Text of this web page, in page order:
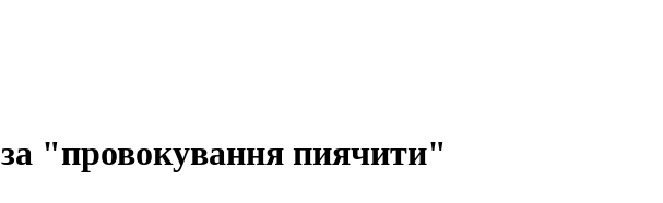
"провокування пиячити"